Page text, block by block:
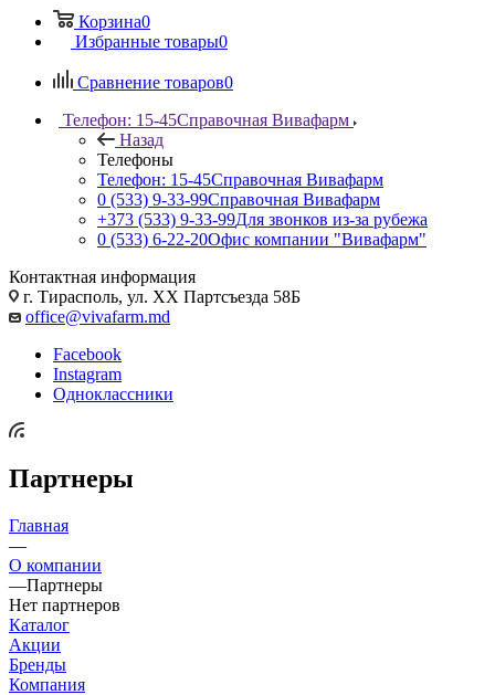
Корзина0
Избранные товары0
Сравнение товаров0
Телефон: 15-45Справочная Вивафарм
Назад
Телефоны
Телефон: 15-45Справочная Вивафарм
0 (533) 9-33-99Справочная Вивафарм
+373 (533) 9-33-99Для звонков из-за рубежа
0 (533) 6-22-20Офис компании "Вивафарм"
Контактная информация
г. Тирасполь, ул. ХХ Партсъезда 58Б
office@vivafarm.md
Facebook
Instagram
Одноклассники
Партнеры
Главная
—
О компании
—Партнеры
Нет партнеров
Каталог
Акции
Бренды
Компания